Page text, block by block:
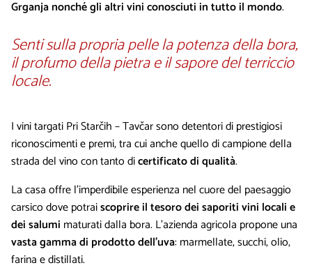
Grganja nonché gli altri vini conosciuti in tutto il mondo.
Senti sulla propria pelle la potenza della bora,
il profumo della pietra e il sapore del terriccio
locale.
I vini targati Pri Starčih – Tavčar sono detentori di prestigiosi
riconoscimenti e premi, tra cui anche quello di campione della
strada del vino con tanto dicertificato di qualità.
La casa offre l’imperdibile esperienza nel cuore del paesaggio
carsico dove potraiscoprire il tesoro dei saporiti vini locali e
dei salumi maturati dalla bora. L’azienda agricola propone una
vasta gamma di prodotto dell’uva: marmellate, succhi, olio,
farina e distillati.